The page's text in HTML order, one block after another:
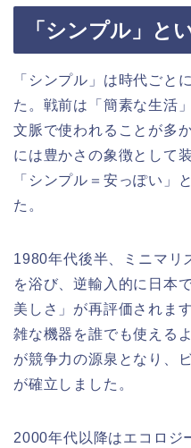
「シンプル」と
「シンプル」は時代ごと
た。戦前は「簡素な生活
文脈で使われることが多
には豊かさの象徴として
「シンプル＝安っぽい」
た。
1980年代後半、ミニマリ
を浴び、逆輸入的に日本
美しさ」が再評価されま
雑な機器を誰でも使える
が競争力の源泉となり、
が確立しました。
2000年代以降はエコロジ